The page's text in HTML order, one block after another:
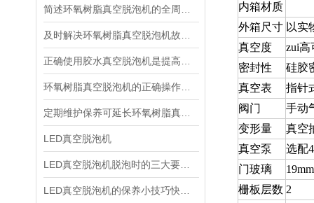
LED真空脱泡机
内箱材质
外箱尺寸 以实
真空度
zui高
密封性
硅胶
真空表
指针
阀门
手动
变形量
真空
真空泵
选配
门玻璃
栅板层数 2